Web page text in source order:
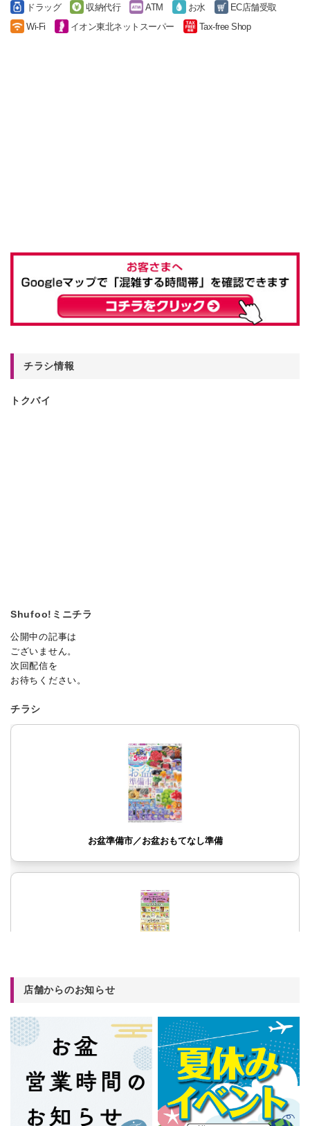
ドラッグ
収納代行 ATM お水
EC店舗受取
Wi-Fi
イオン東北ネットスーパー Tax-free Shop
チラシ情報
トクバイ
Shufoo!ミニチラ
公開中の記事は
ございません。
次回配信を
お待ちください。
チラシ
店舗からのお知らせ